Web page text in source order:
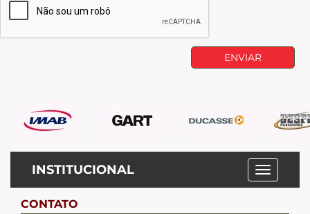
INSTITUCIONAL
CONTATO